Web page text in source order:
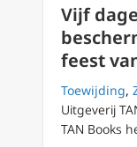
Vijf
feest
Toewijding,
Uitgeverij
TAN Books